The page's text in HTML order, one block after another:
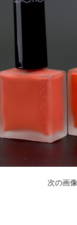
次の画